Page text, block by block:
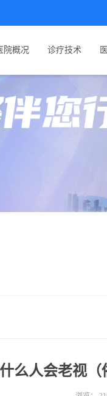
院概况 诊疗技术
么人会老视（